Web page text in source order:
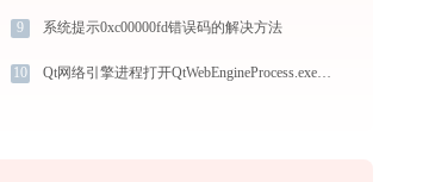
9 系统提示0xc00000fd错误码的解决方法
10 Qt网络引擎进程打开QtWebEngineProcess.exe提示0xc0000043错误码怎么办